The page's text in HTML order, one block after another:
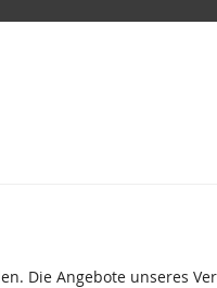
Die Angebote unseres